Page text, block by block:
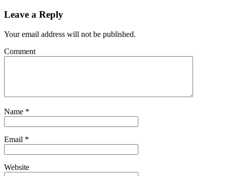
Leave a Reply
Your email address will not be published.
Comment
Name *
Email *
Website